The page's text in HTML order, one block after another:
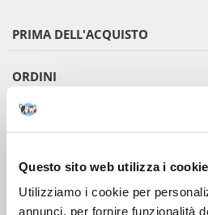
Questo sito web utilizza i cookie
Utilizziamo i cookie per
annunci, per fornire funzionalità
PRIMA DELL'ACQUISTO
ORDINI
DOPO L'ACQUISTO
VIENI A CONOSCERCI